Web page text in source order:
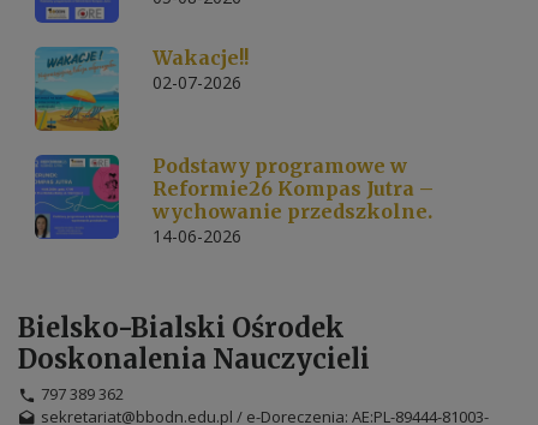
Wakacje!!
02-07-2026
Podstawy programowe w
Reformie26 Kompas Jutra –
wychowanie przedszkolne.
14-06-2026
Bielsko-Bialski Ośrodek
Doskonalenia Nauczycieli
797 389 362
sekretariat@bbodn.edu.pl / e-Doreczenia: AE:PL-89444-81003-